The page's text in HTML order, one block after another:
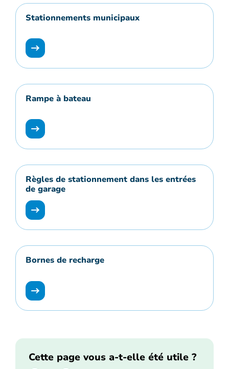
Stationnements municipaux
Rampe à bateau
Règles de stationnement dans les entrées
de garage
Bornes de recharge
Cette page vous a-t-elle été utile ?